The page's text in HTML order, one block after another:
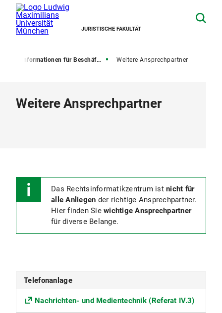
JURISTISCHE FAKULTÄT
Informationen für Beschäftigte Weitere Ansprechpartner
Weitere Ansprechpartner
Das Rechtsinformatikzentrum ist nicht für
alle Anliegen der richtige Ansprechpartner.
Hier finden Sie wichtige Ansprechpartner
für diverse Belange.
Telefonanlage
Nachrichten- und Medientechnik (Referat IV.3)